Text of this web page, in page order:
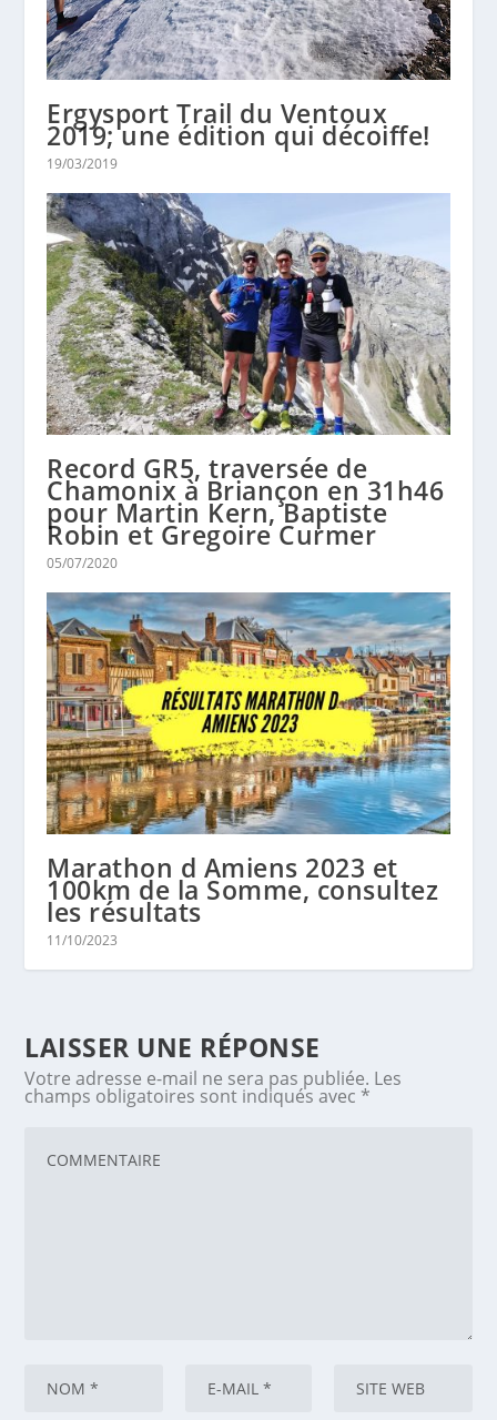
Ergysport Trail du Ventoux
2019; une édition qui décoiffe!
19/03/2019
Record GR5, traversée de
Chamonix à Briançon en 31h46
pour Martin Kern, Baptiste
Robin et Gregoire Curmer
05/07/2020
Marathon d Amiens 2023 et
100km de la Somme, consultez
les résultats
11/10/2023
LAISSER UNE RÉPONSE
Votre adresse e-mail ne sera pas publiée. Les
champs obligatoires sont indiqués avec *